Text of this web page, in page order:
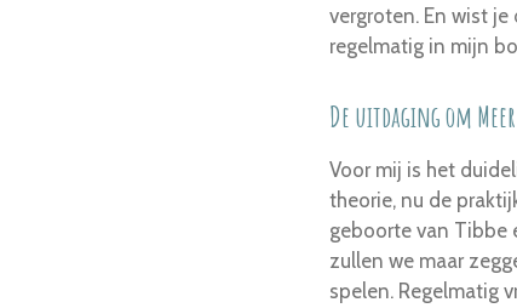
vergroten. En wist
regelmatig in mijn
De uitdaging om
Voor mij is het
theorie, nu de
geboorte van Tibbe
zullen we maar
spelen. Regelmatig